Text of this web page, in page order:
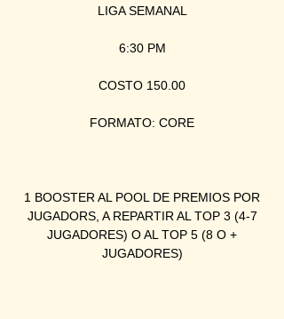
LIGA SEMANAL
6:30 PM
COSTO 150.00
FORMATO: CORE
1 BOOSTER AL POOL DE PREMIOS POR
JUGADORS, A REPARTIR AL TOP 3 (4-7
JUGADORES) O AL TOP 5 (8 O +
JUGADORES)